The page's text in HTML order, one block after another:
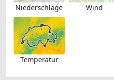
Niederschläge Wind
Temperatur